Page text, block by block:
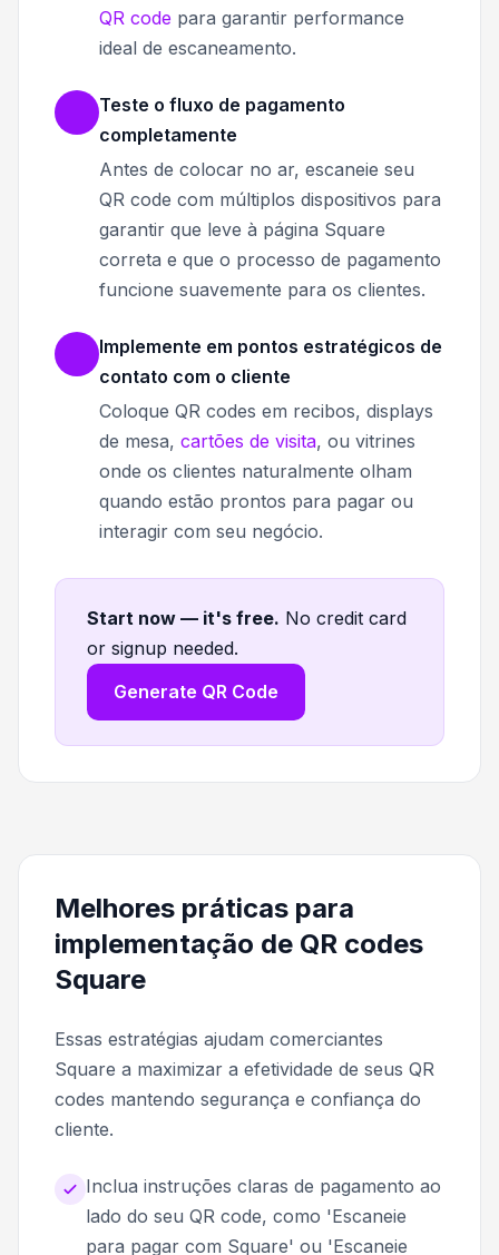
QR code para garantir performance
ideal de escaneamento.
Teste o fluxo de pagamento
completamente
Antes de colocar no ar, escaneie seu
QR code com múltiplos dispositivos para
garantir que leve à página Square
correta e que o processo de pagamento
funcione suavemente para os clientes.
Implemente em pontos estratégicos de
contato com o cliente
Coloque QR codes em recibos, displays
de mesa, cartões de visita, ou vitrines
onde os clientes naturalmente olham
quando estão prontos para pagar ou
interagir com seu negócio.
Start now — it's free. No credit card
or signup needed.
Generate QR Code
Melhores práticas para
implementação de QR codes
Square
Essas estratégias ajudam comerciantes
Square a maximizar a efetividade de seus QR
codes mantendo segurança e confiança do
cliente.
Inclua instruções claras de pagamento ao
lado do seu QR code, como 'Escaneie
para pagar com Square' ou 'Escaneie